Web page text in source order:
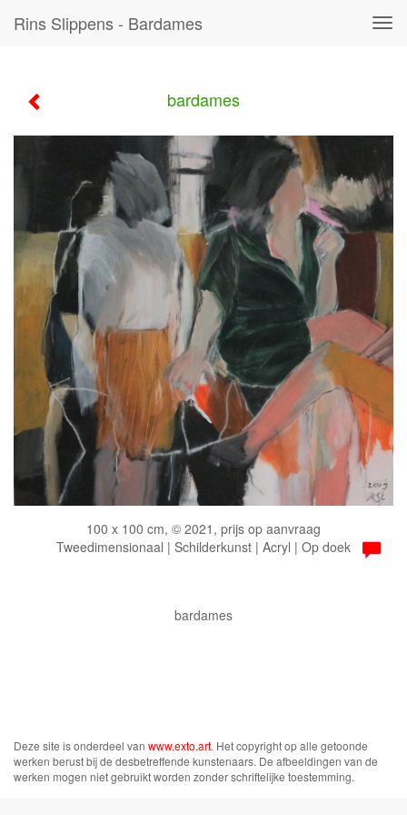
Rins Slippens - Bardames
bardames
100 x 100 cm, © 2021, prijs op aanvraag
Tweedimensionaal | Schilderkunst | Acryl | Op doek
bardames
Deze site is onderdeel van www.exto.art. Het copyright op alle getoonde
werken berust bij de desbetreffende kunstenaars. De afbeeldingen van de
werken mogen niet gebruikt worden zonder schriftelijke toestemming.